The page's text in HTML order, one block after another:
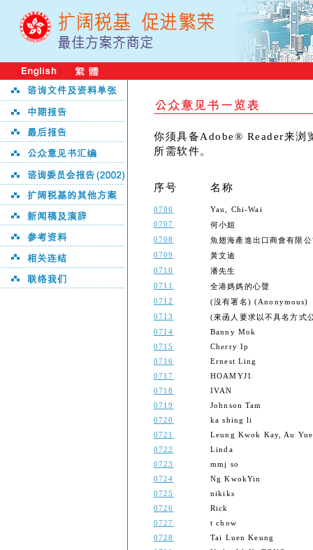
你须具备Adobe® Reader来浏
所需软件。
序号 名称
0706
Yau, Chi-Wai
0707
何小姐
0708
魚翅海產進出口商會有限
0709
黃文迪
0710
潘先生
0711
全港媽媽的心聲
0712
(沒有署名) (Anonymous)
0713
(來函人要求以不具名方
0714
Banny Mok
0715
Cherry Ip
0716
Ernest Ling
0717
HOAMYJ1
0718
IVAN
0719
Johnson Tam
0720
ka shing li
0721
Leung Kwok Kay, Au
0722
Linda
0723
mmj so
0724
Ng KwokYin
0725
nikiks
0726
Rick
0727
t chow
0728
Tai Luen Keung